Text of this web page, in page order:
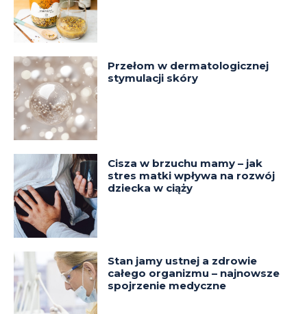
Przełom w dermatologicznej
stymulacji skóry
Cisza w brzuchu mamy – jak
stres matki wpływa na rozwój
dziecka w ciąży
Stan jamy ustnej a zdrowie
całego organizmu – najnowsze
spojrzenie medyczne